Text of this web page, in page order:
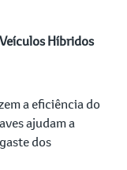
Híbridos
a eficiência do
ajudam a
dos